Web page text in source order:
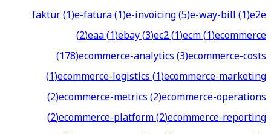
faktur(1)e-fatura(1)e-invoicing(5)e-way-bill(1)e2e
(2)eaa(1)ebay(3)ec2(1)ecm(1)ecommerce
(178)ecommerce-analytics(3)ecommerce-costs
(1)ecommerce-logistics(1)ecommerce-marketing
(2)ecommerce-metrics(2)ecommerce-operations
(2)ecommerce-platform(2)ecommerce-reporting